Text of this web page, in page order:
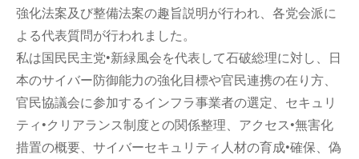
強化法案及び整備法案の趣旨説明が行われ、各党会派に
よる代表質問が行われました。
私は国民民主党•新緑風会を代表して石破総理に対し、日
本のサイバー防御能力の強化目標や官民連携の在り方、
官民協議会に参加するインフラ事業者の選定、セキュリ
ティ•クリアランス制度との関係整理、アクセス•無害化
措置の概要、サイバーセキュリティ人材の育成•確保、偽